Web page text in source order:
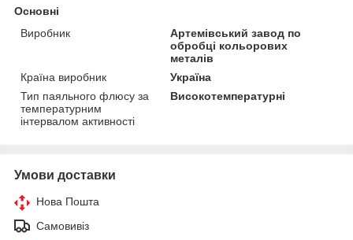
Основні
Виробник
Артемівський завод по
обробці кольорових
металів
Країна виробник
Україна
Тип паяльного флюсу за
температурним
інтервалом активності
Високотемпературні
Умови доставки
Нова Пошта
Самовивіз